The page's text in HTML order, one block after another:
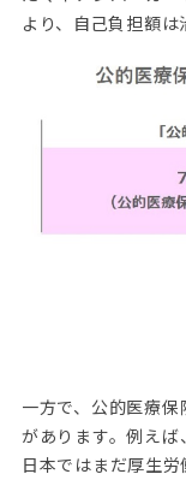
より、自己負担額は
一方で、公的医療
があります。例えば
日本ではまだ厚生